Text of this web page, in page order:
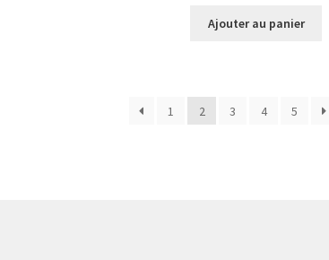
Ajouter au panier
1 2 3 4 5